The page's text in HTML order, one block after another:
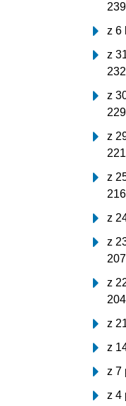
239
z 6
z
232
z
229
z
221
z
216
z
z
207
z
204
z
z
z 7
z 4